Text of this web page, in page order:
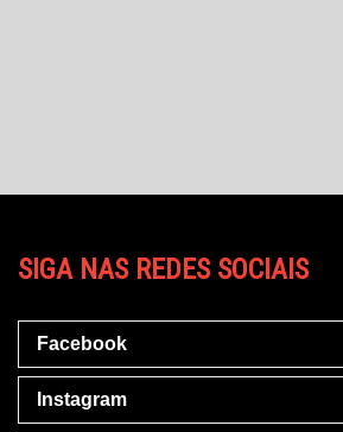
SIGA NAS REDES SOCIAIS
Facebook
Instagram